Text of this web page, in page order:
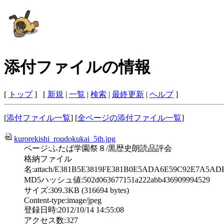
添付ファイルの情報
[ トップ] [ 新規 | 一覧 | 検索 | 最終更新 | ヘルプ]
[添付ファイル一覧] [全ページの添付ファイル一覧]
kurorekishi_roudokukai_5th.jpg
ページ:ふたば学園祭８/黒歴史朗読品評会
格納ファイル
名:attach/
MD5ハッシュ値:502d063677151a222abb436909994529
サイズ:309.3KB (316694 bytes)
Content-type:image/jpeg
登録日時:2012/10/14 14:55:08
アクセス数:327